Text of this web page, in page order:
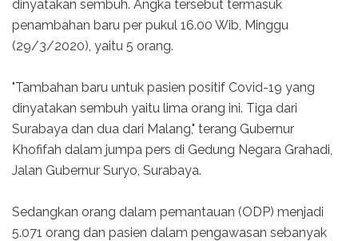
dinyatakan sembuh. Angka tersebut termasuk
penambahan baru per pukul 16.00 Wib, Minggu
(29/3/2020), yaitu 5 orang.
"Tambahan baru untuk pasien positif Covid-19 yang
dinyatakan sembuh yaitu lima orang ini. Tiga dari
Surabaya dan dua dari Malang," terang Gubernur
Khofifah dalam jumpa pers di Gedung Negara Grahadi,
Jalan Gubernur Suryo, Surabaya.
Sedangkan orang dalam pemantauan (ODP) menjadi
5.071 orang dan pasien dalam pengawasan sebanyak